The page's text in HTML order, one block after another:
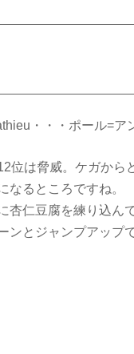
・・・ポール=ア
位は脅威。ケガから
なるところですね。
杏仁豆腐を練り込ん
ンとジャンプアップ